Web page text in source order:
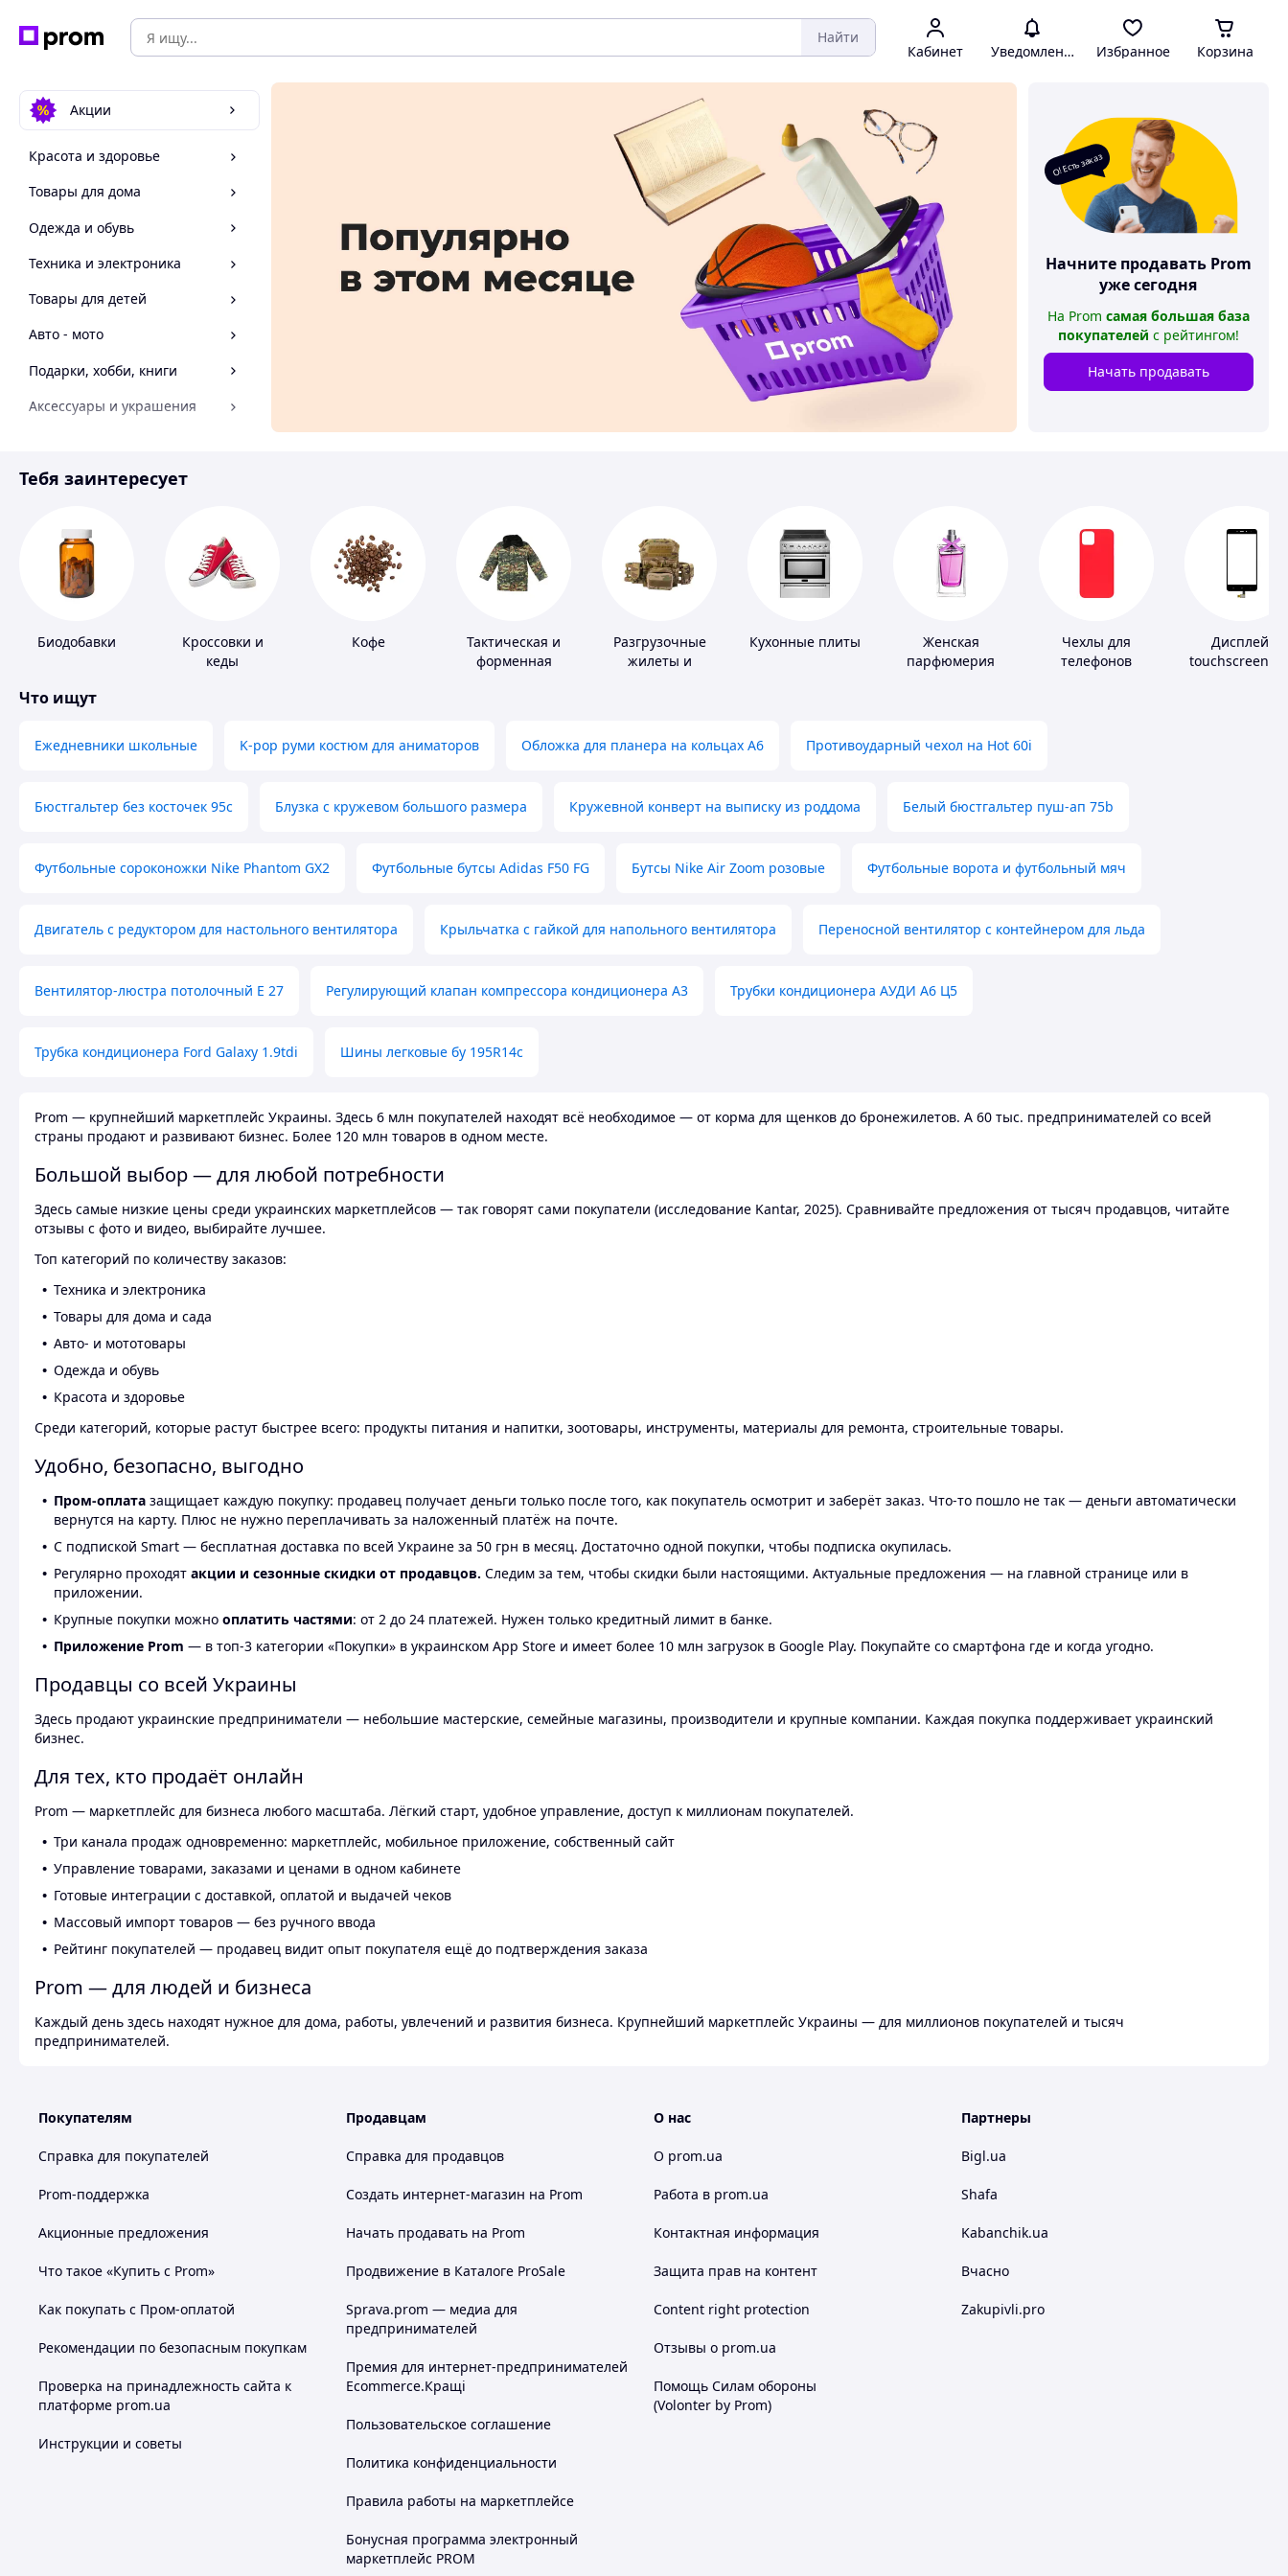
Найти
Кабинет Уведомления Избранное Корзина
Акции
Красота и здоровье
Товары для дома
Одежда и обувь
Техника и электроника
Товары для детей
Авто - мото
Подарки, хобби, книги
Аксессуары и украшения
Спорт и отдых
О! Есть заказ
Начните продавать Prom
уже сегодня
На Prom самая большая база
покупателей с рейтингом!
Начать продавать
Тебя заинтересует
Биодобавки
Кроссовки и
кеды
Кофе
Тактическая и
форменная
Разгрузочные
жилеты и
Кухонные плиты
Женская
парфюмерия
Чехлы для
телефонов
Дисплей,
touchscreen
Что ищут
Ежедневники школьные K-pop руми костюм для аниматоров Обложка для планера на кольцах А6 Противоударный чехол на Hot 60i
Бюстгальтер без косточек 95с Блузка с кружевом большого размера Кружевной конверт на выписку из роддома Белый бюстгальтер пуш-ап 75b
Футбольные сороконожки Nike Phantom GX2 Футбольные бутсы Adidas F50 FG Бутсы Nike Air Zoom розовые Футбольные ворота и футбольный мяч
Двигатель с редуктором для настольного вентилятора Крыльчатка с гайкой для напольного вентилятора Переносной вентилятор с контейнером для льда
Вентилятор-люстра потолочный E 27 Регулирующий клапан компрессора кондиционера А3 Трубки кондиционера АУДИ А6 Ц5
Трубка кондиционера Ford Galaxy 1.9tdi Шины легковые бу 195R14c
Prom — крупнейший маркетплейс Украины. Здесь 6 млн покупателей находят всё необходимое — от корма для щенков до бронежилетов. А 60 тыс. предпринимателей со всей
страны продают и развивают бизнес. Более 120 млн товаров в одном месте.
Большой выбор — для любой потребности
Здесь самые низкие цены среди украинских маркетплейсов — так говорят сами покупатели (исследование Kantar, 2025). Сравнивайте предложения от тысяч продавцов, читайте
отзывы с фото и видео, выбирайте лучшее.
Топ категорий по количеству заказов:
Техника и электроника
Товары для дома и сада
Авто- и мототовары
Одежда и обувь
Красота и здоровье
Среди категорий, которые растут быстрее всего: продукты питания и напитки, зоотовары, инструменты, материалы для ремонта, строительные товары.
Удобно, безопасно, выгодно
Пром-оплата защищает каждую покупку: продавец получает деньги только после того, как покупатель осмотрит и заберёт заказ. Что-то пошло не так — деньги автоматически
вернутся на карту. Плюс не нужно переплачивать за наложенный платёж на почте.
С подпиской Smart — бесплатная доставка по всей Украине за 50 грн в месяц. Достаточно одной покупки, чтобы подписка окупилась.
Регулярно проходят акции и сезонные скидки от продавцов. Следим за тем, чтобы скидки были настоящими. Актуальные предложения — на главной странице или в
приложении.
Крупные покупки можно оплатить частями: от 2 до 24 платежей. Нужен только кредитный лимит в банке.
Приложение Prom — в топ-3 категории «Покупки» в украинском App Store и имеет более 10 млн загрузок в Google Play. Покупайте со смартфона где и когда угодно.
Продавцы со всей Украины
Здесь продают украинские предприниматели — небольшие мастерские, семейные магазины, производители и крупные компании. Каждая покупка поддерживает украинский
бизнес.
Для тех, кто продаёт онлайн
Prom — маркетплейс для бизнеса любого масштаба. Лёгкий старт, удобное управление, доступ к миллионам покупателей.
Три канала продаж одновременно: маркетплейс, мобильное приложение, собственный сайт
Управление товарами, заказами и ценами в одном кабинете
Готовые интеграции с доставкой, оплатой и выдачей чеков
Массовый импорт товаров — без ручного ввода
Рейтинг покупателей — продавец видит опыт покупателя ещё до подтверждения заказа
Prom — для людей и бизнеса
Каждый день здесь находят нужное для дома, работы, увлечений и развития бизнеса. Крупнейший маркетплейс Украины — для миллионов покупателей и тысяч
предпринимателей.
Покупателям
Справка для покупателей
Prom-поддержка
Акционные предложения
Что такое «Купить с Prom»
Как покупать с Пром-оплатой
Рекомендации по безопасным покупкам
Проверка на принадлежность сайта к
платформе prom.ua
Инструкции и советы
Продавцам
Справка для продавцов
Создать интернет-магазин на Prom
Начать продавать на Prom
Продвижение в Каталоге ProSale
Sprava.prom — медиа для
предпринимателей
Премия для интернет-предпринимателей
Ecommerce.Кращі
Пользовательское соглашение
Политика конфиденциальности
Правила работы на маркетплейсе
Бонусная программа электронный
маркетплейс PROM
О нас
О prom.ua
Работа в prom.ua
Контактная информация
Защита прав на контент
Content right protection
Отзывы о prom.ua
Помощь Силам обороны
(Volonter by Prom)
Партнеры
Bigl.ua
Shafa
Kabanchik.ua
Вчасно
Zakupivli.pro